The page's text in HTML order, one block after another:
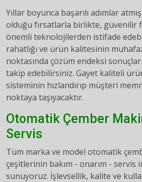
Yıllar boyunca başarılı adımlar
olduğu fırsatlarla birlikte, güvenilir
önemli teknolojilerden istifade
rahatlığı ve ürün kalitesinin
noktasında çözüm endeksi
takip edebilirsiniz. Gayet kaliteli
sisteminin hızlandırıp müşteri
noktaya taşıyacaktır.
Otomatik Çember
Servis
Tüm marka ve model otomatik
çeşitlerinin bakım - onarım - servis
sunuyoruz. İşlevsellik, kalite ve